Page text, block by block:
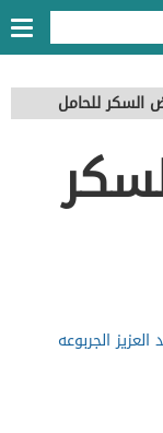
السكر للحامل
الجربوعه